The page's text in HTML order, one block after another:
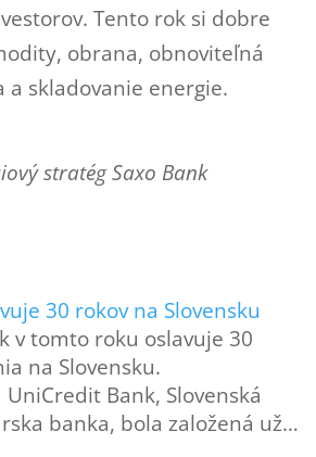
Tento rok si dobre
obrana, obnoviteľná
a skladovanie energie.
stratég Saxo Bank
30 rokov na Slovensku
v tomto roku oslavuje 30
na Slovensku.
Bank, Slovenská
banka, bola založená už…